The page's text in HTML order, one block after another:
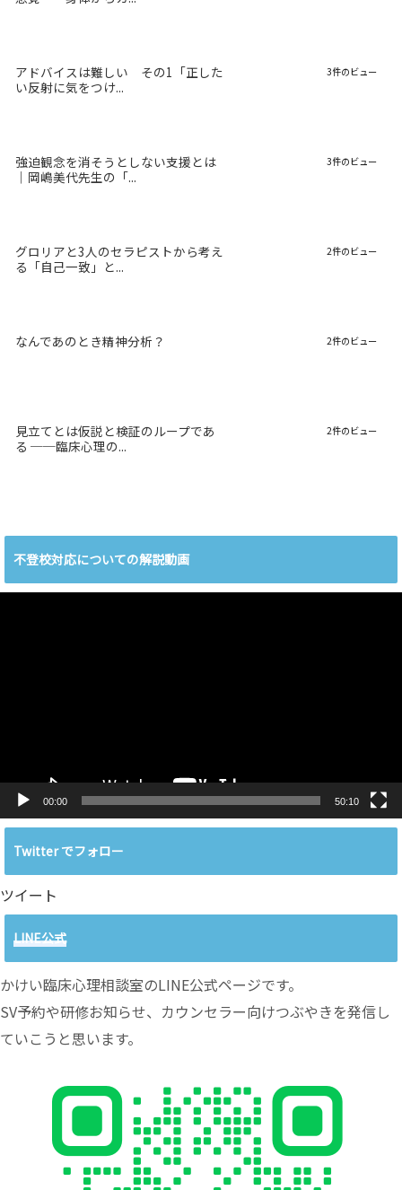
アドバイスは難しい その1「正した
い反射に気をつけ...
3件のビュー
強迫観念を消そうとしない支援とは
｜岡嶋美代先生の「...
3件のビュー
グロリアと3人のセラピストから考え
る「自己一致」と...
2件のビュー
なんであのとき精神分析？ 2件のビュー
見立てとは仮説と検証のループであ
る ──臨床心理の...
2件のビュー
不登校対応についての解説動画
00:00 50:10
Twitter でフォロー
ツイート
LINE公式
かけい臨床心理相談室のLINE公式ページです。
SV予約や研修お知らせ、カウンセラー向けつぶやきを発信し
ていこうと思います。